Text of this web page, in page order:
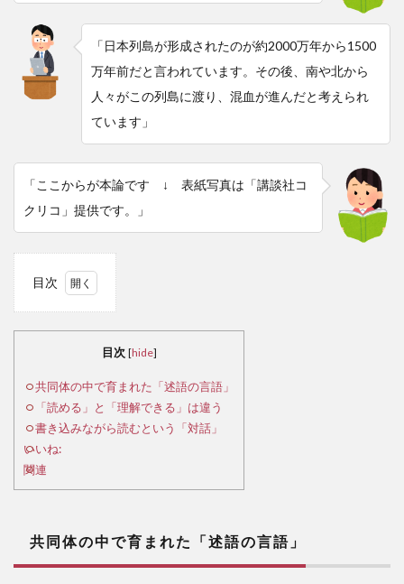
「日本列島が形成されたのが約2000万年から1500
万年前だと言われています。その後、南や北から
人々がこの列島に渡り、混血が進んだと考えられ
ています」
「ここからが本論です ↓ 表紙写真は「講談社コ
クリコ」提供です。」
目次
で育
まれ
た
語の
言
「読
目次 [hide]
共同体の中で育まれた「述語の言語」
「読める」と「理解できる」は違う
書き込みながら読むという「対話」
いいね:
関連
共同体の中で育まれた「述語の言語」